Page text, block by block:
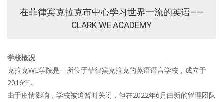
在菲律宾克拉克市中心学习世界一流的英语——
CLARK WE ACADEMY
学校概况
克拉克WE学院是一所位于菲律宾克拉克的英语语言学校，成立于
2016年。
由于疫情影响，学校被迫暂时关闭，但在2022年6月由新的管理团队